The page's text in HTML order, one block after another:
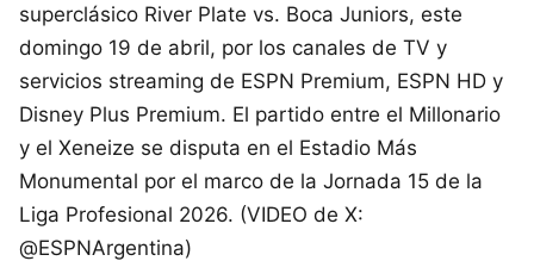
superclásico River Plate vs. Boca Juniors, este
domingo 19 de abril, por los canales de TV y
servicios streaming de ESPN Premium, ESPN HD y
Disney Plus Premium. El partido entre el Millonario
y el Xeneize se disputa en el Estadio Más
Monumental por el marco de la Jornada 15 de la
Liga Profesional 2026. (VIDEO de X:
@ESPNArgentina)